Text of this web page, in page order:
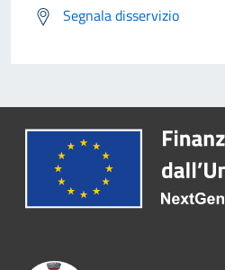
Segnala disservizio